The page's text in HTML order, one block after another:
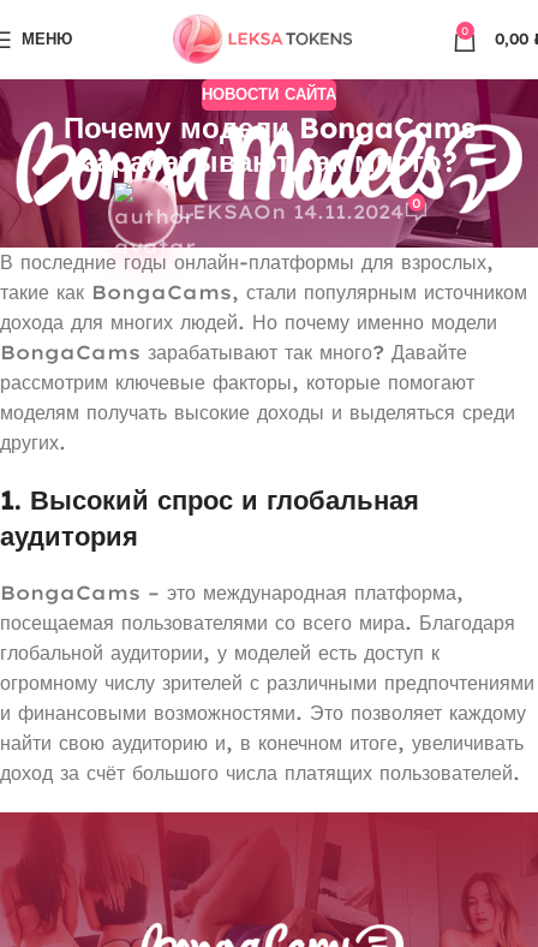
МЕНЮ 0 0,00
НОВОСТИ САЙТА
Почему модели BongaCams
зарабатывают так много?
LEKSAOn 14.11.2024 0
В последние годы онлайн-платформы для взрослых,
такие как BongaCams, стали популярным источником
дохода для многих людей. Но почему именно модели
BongaCams зарабатывают так много? Давайте
рассмотрим ключевые факторы, которые помогают
моделям получать высокие доходы и выделяться среди
других.
1. Высокий спрос и глобальная
аудитория
BongaCams – это международная платформа,
посещаемая пользователями со всего мира. Благодаря
глобальной аудитории, у моделей есть доступ к
огромному числу зрителей с различными предпочтениями
и финансовыми возможностями. Это позволяет каждому
найти свою аудиторию и, в конечном итоге, увеличивать
доход за счёт большого числа платящих пользователей.